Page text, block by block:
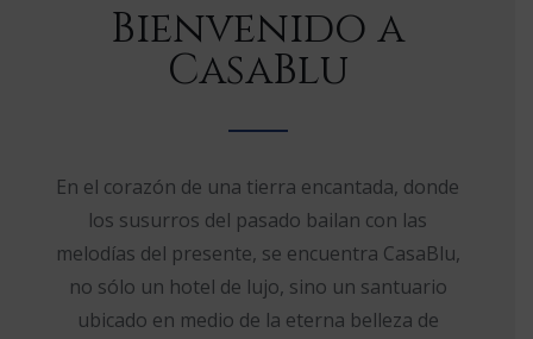
Bienvenido a
CasaBlu
En el corazón de una tierra encantada, donde
los susurros del pasado bailan con las
melodías del presente, se encuentra CasaBlu,
no sólo un hotel de lujo, sino un santuario
ubicado en medio de la eterna belleza de